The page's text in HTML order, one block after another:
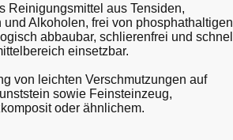
Reinigungsmittel aus Tensiden,
und Alkoholen, frei von phosphathaltigen
abbaubar, schlierenfrei und schnell
einsetzbar.
von leichten Verschmutzungen auf
sowie Feinsteinzeug,
oder ähnlichem.